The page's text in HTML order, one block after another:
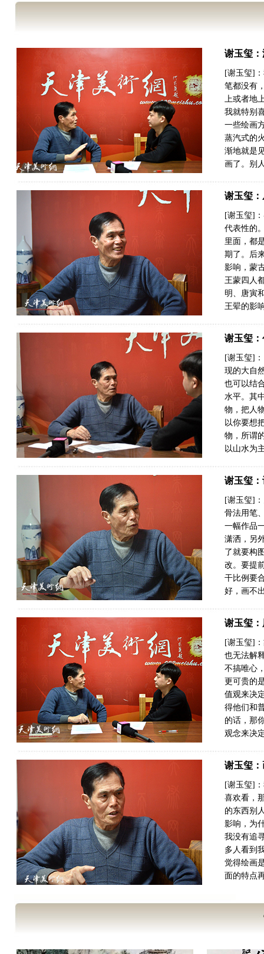
谢玉玺
[谢玉玺]
笔都没有
上或者地
我就特别
一些绘画
蒸汽式的
渐地就是
画了。别
谢玉玺
[谢玉玺]
代表性的
里面，都
期了。后
影响，蒙
王蒙四人
明、唐寅
王翚的影
谢玉玺
[谢玉玺]
现的大自
也可以结
水平。其
物，把人
以你要想
物，所谓
以山水为
谢玉玺
[谢玉玺]
骨法用笔
一幅作品
潇洒，另
了就要构
改。要提
干比例要
好，画不
谢玉玺
[谢玉玺]
也无法解
不搞唯心
更可贵的
值观来决
得他们和
的话，那
观念来决
谢玉玺
[谢玉玺]
喜欢看，
的东西别
影响，为
我没有追
多人看到
觉得绘画
面的特点